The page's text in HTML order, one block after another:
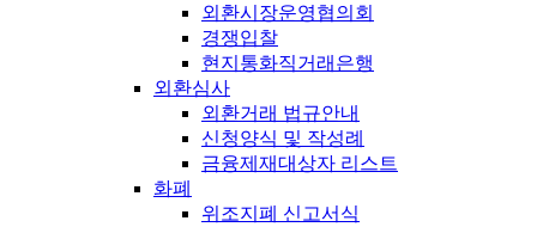
외환시장운영협의회
경쟁입찰
현지통화직거래은행
외환심사
외환거래 법규안내
신청양식 및 작성례
금융제재대상자 리스트
화폐
위조지폐 신고서식